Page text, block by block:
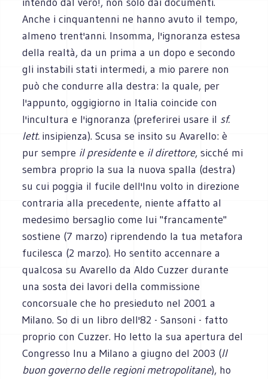
Anche i cinquantenni ne hanno avuto il tempo,
almeno trent'anni. Insomma, l'ignoranza estesa
della realtà, da un prima a un dopo e secondo
gli instabili stati intermedi, a mio parere non
può che condurre alla destra: la quale, per
l'appunto, oggigiorno in Italia coincide con
l'incultura e l'ignoranza (preferirei usare il sf.
lett. insipienza). Scusa se insito su Avarello: è
pur sempre il presidentee il direttore, sicché mi
sembra proprio la sua la nuova spalla (destra)
su cui poggia il fucile dell'Inu volto in direzione
contraria alla precedente, niente affatto al
medesimo bersaglio come lui "francamente"
sostiene (7 marzo) riprendendo la tua metafora
fucilesca (2 marzo). Ho sentito accennare a
qualcosa su Avarello da Aldo Cuzzer durante
una sosta dei lavori della commissione
concorsuale che ho presieduto nel 2001 a
Milano. So di un libro dell'82 - Sansoni - fatto
proprio con Cuzzer. Ho letto la sua apertura del
Congresso Inu a Milano a giugno del 2003 (Il
buon governo delle regioni metropolitane), ho